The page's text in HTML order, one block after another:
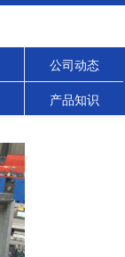
公司动态
产品知识